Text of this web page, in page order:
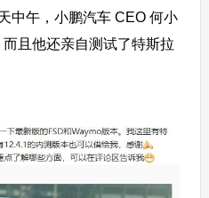
中午，小鹏汽车 CEO 何小
且他还亲自测试了特斯拉